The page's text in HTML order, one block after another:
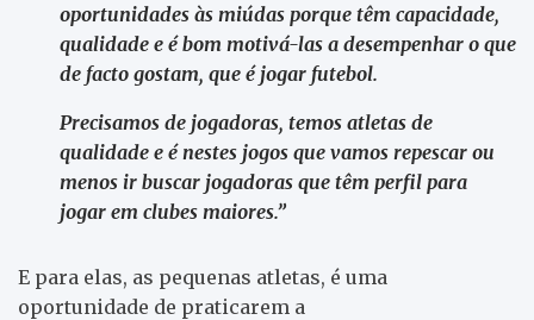
oportunidades às miúdas porque têm capacidade,
qualidade e é bom motivá-las a desempenhar o que
de facto gostam, que é jogar futebol.
Precisamos de jogadoras, temos atletas de
qualidade e é nestes jogos que vamos repescar ou
menos ir buscar jogadoras que têm perfil para
jogar em clubes maiores.”
E para elas, as pequenas atletas, é uma
oportunidade de praticarem a